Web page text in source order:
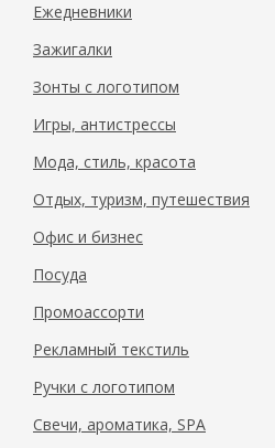
Ежедневники
Зажигалки
Зонты с логотипом
Игры, антистрессы
Мода, стиль, красота
Отдых, туризм, путешествия
Офис и бизнес
Посуда
Промоассорти
Рекламный текстиль
Ручки с логотипом
Свечи, ароматика, SPA